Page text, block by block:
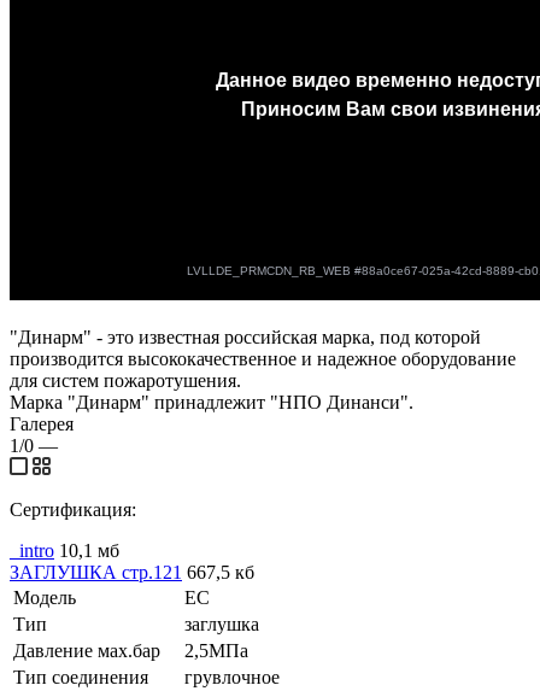
"Динарм" - это известная российская марка, под которой
производится высококачественное и надежное оборудование
для систем пожаротушения.
Марка "Динарм" принадлежит "НПО Динанси".
Галерея
1/0 —
Сертификация:
_intro 10,1 мб
ЗАГЛУШКА стр.121 667,5 кб
Модель
EC
Тип
заглушка
Давление мах.бар
2,5МПа
Тип соединения
грувлочное